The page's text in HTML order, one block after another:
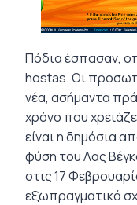
Πόδια έσπασαν,
hostas. Οι
νέα, ασήμαντα
χρόνο που
είναι η δημόσια
φύση του Λας
στις 17
εξωπραγματικά